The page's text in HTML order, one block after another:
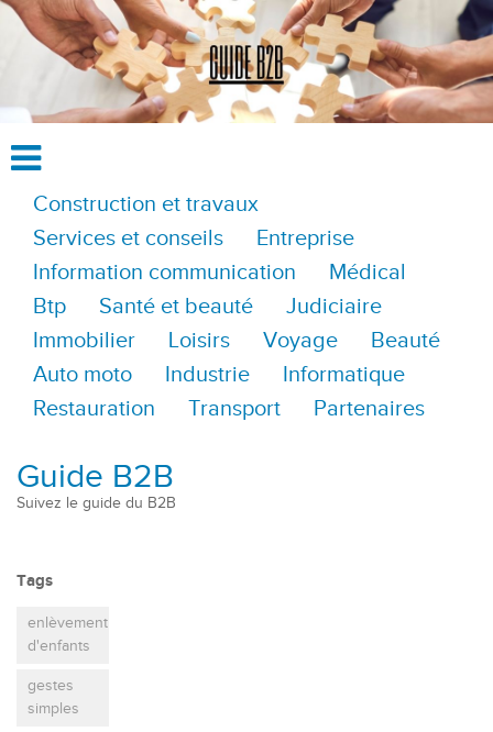
Construction et travaux
Services et conseils
Entreprise
Information communication
Médical
Btp
Santé et beauté
Judiciaire
Immobilier
Loisirs Voyage
Beauté
Auto moto
Industrie
Informatique
Restauration
Transport Partenaires
Guide B2B
Suivez le guide du B2B
Tags
enlèvement
d'enfants
gestes
simples